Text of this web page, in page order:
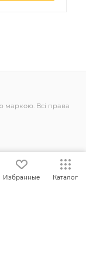
маркою. Всі права
Избранные Каталог